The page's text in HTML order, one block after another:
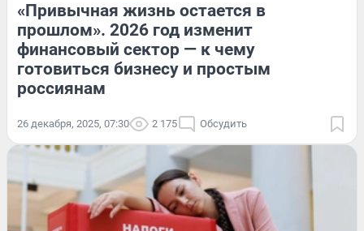
«Привычная жизнь остается в
прошлом». 2026 год изменит
финансовый сектор — к чему
готовиться бизнесу и простым
россиянам
26 декабря, 2025, 07:30 2 175 Обсудить